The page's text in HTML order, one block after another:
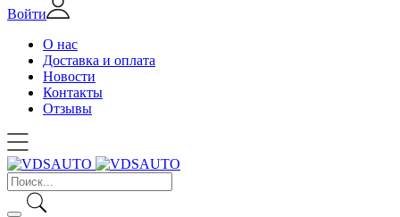
Войти
О нас
Доставка и оплата
Новости
Контакты
Отзывы